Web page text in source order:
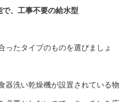
、工事不要の給水型
ったタイプのものを選びましょ
器洗い乾燥機が設置されている物